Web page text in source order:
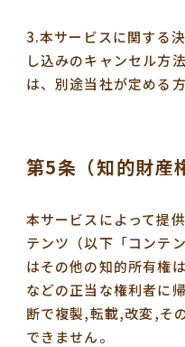
3.本サービスに関する
し込みのキャンセル方
は、別途当社が定める
第5条（知的財産
本サービスによって提
テンツ（以下「コンテ
はその他の知的所有権
などの正当な権利者に
断で複製,転載,改変,そ
できません。